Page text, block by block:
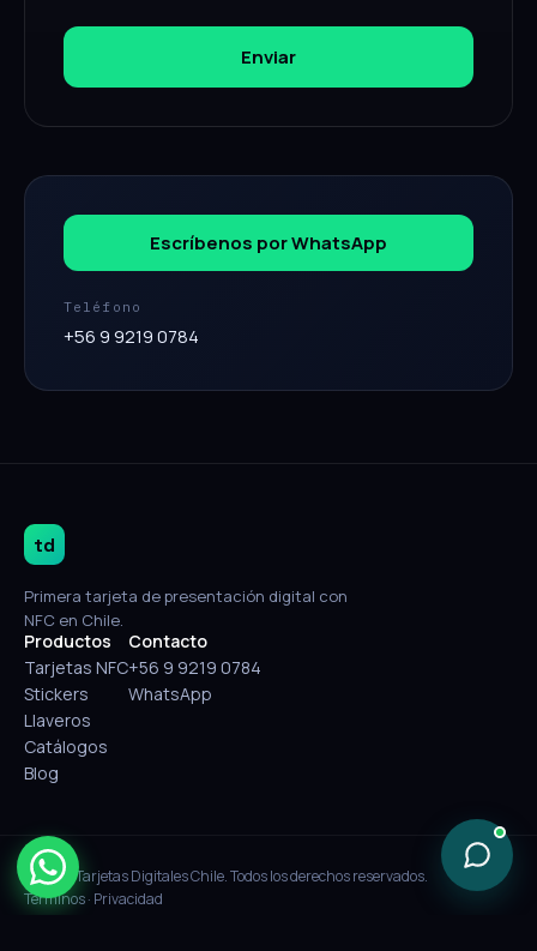
Enviar
Escríbenos por WhatsApp
Teléfono
+56 9 9219 0784
td
Primera tarjeta de presentación digital con
NFC en Chile.
Productos
Tarjetas NFC
Stickers
Llaveros
Catálogos
Blog
Contacto
+56 9 9219 0784
WhatsApp
© 2026 Tarjetas Digitales Chile. Todos los derechos reservados.
Términos· Privacidad